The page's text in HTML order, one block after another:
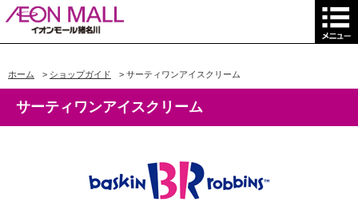
ホーム > ショップガイド > サーティワンアイスクリーム
サーティワンアイスクリーム